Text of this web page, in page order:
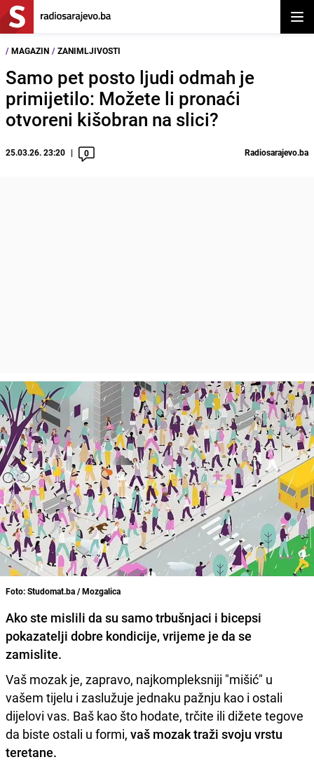
/ MAGAZIN / ZANIMLJIVOSTI
Samo pet posto ljudi odmah je
primijetilo: Možete li pronaći
otvoreni kišobran na slici?
25.03.26. 23:20 0 Radiosarajevo.ba
Foto: Studomat.ba / Mozgalica
Ako ste mislili da su samo trbušnjaci i bicepsi
pokazatelji dobre kondicije, vrijeme je da se
zamislite.
Vaš mozak je, zapravo, najkompleksniji "mišić" u
vašem tijelu i zaslužuje jednaku pažnju kao i ostali
dijelovi vas. Baš kao što hodate, trčite ili dižete tegove
da biste ostali u formi, vaš mozak traži svoju vrstu
teretane.